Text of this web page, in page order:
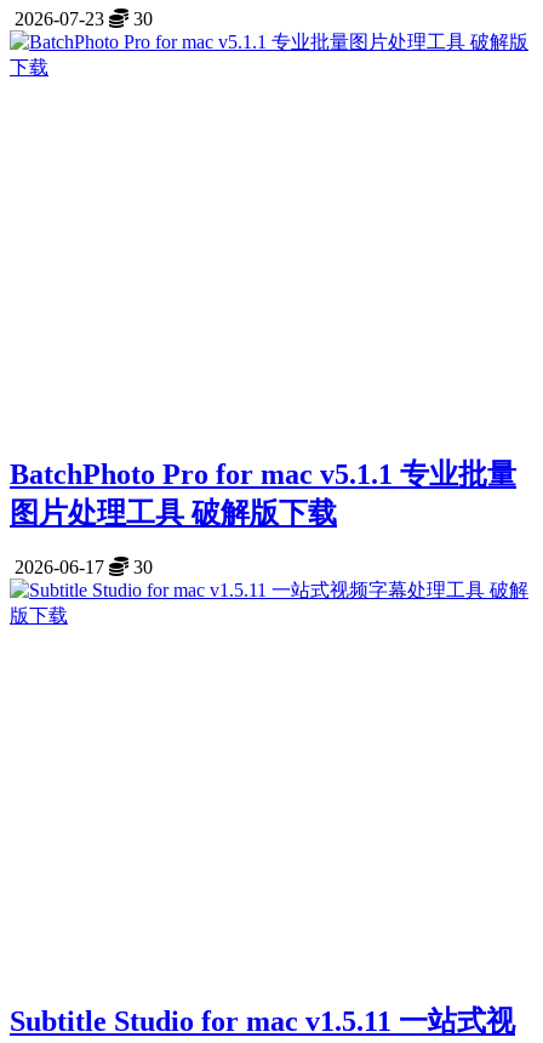
2026-07-23 30
BatchPhoto Pro for mac v5.1.1 专业批量
图片处理工具 破解版下载
2026-06-17 30
Subtitle Studio for mac v1.5.11 一站式视